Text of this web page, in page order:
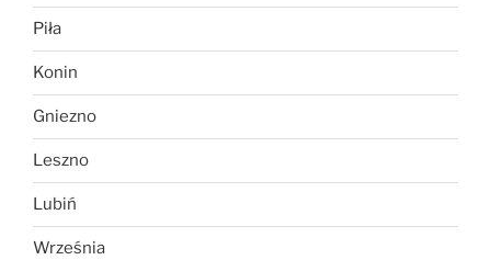
Piła
Konin
Gniezno
Leszno
Lubiń
Września